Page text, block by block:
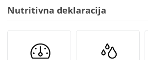
Nutritivna deklaracija